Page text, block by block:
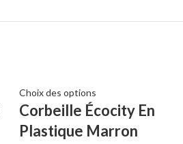
Choix des options
Corbeille Écocity En
Plastique Marron